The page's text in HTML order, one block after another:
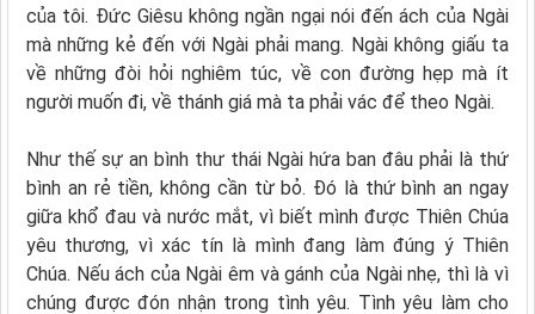
của tôi. Ðức Giêsu không ngần ngại nói đến ách của Ngài
mà những kẻ đến với Ngài phải mang. Ngài không giấu ta
về những đòi hỏi nghiêm túc, về con đường hẹp mà ít
người muốn đi, về thánh giá mà ta phải vác để theo Ngài.
Như thế sự an bình thư thái Ngài hứa ban đâu phải là thứ
bình an rẻ tiền, không cần từ bỏ. Ðó là thứ bình an ngay
giữa khổ đau và nước mắt, vì biết mình được Thiên Chúa
yêu thương, vì xác tín là mình đang làm đúng ý Thiên
Chúa. Nếu ách của Ngài êm và gánh của Ngài nhẹ, thì là vì
chúng được đón nhận trong tình yêu. Tình yêu làm cho